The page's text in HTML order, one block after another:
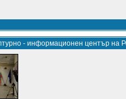
- информационен център на